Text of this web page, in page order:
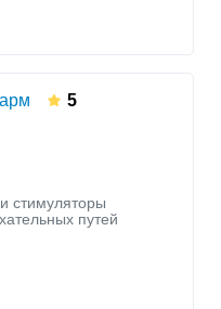
5
стимуляторы
путей